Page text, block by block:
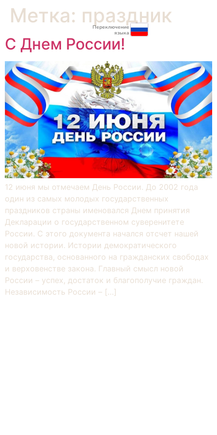
Метка: праздник
С Днем России!
12 июня мы отмечаем День России. До 2002 года
один из самых молодых государственных
праздников страны именовался Днем принятия
Декларации о государственном суверенитете
России. С этого документа начался отсчет нашей
новой истории. Истории демократического
государства, основанного на гражданских свободах
и верховенстве закона. Главный смысл новой
России – успех, достаток и благополучие граждан.
Независимость России – […]
Переключение
языка